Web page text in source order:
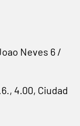
Neves 6 /
4.00, Ciudad